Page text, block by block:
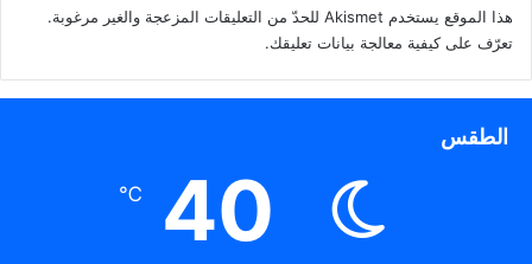
هذا الموقع يستخدم Akismet للحدّ من التعليقات المزعجة والغير مرغوبة.
تعرّف على كيفية معالجة بيانات تعليقك.
الطقس
40
℃